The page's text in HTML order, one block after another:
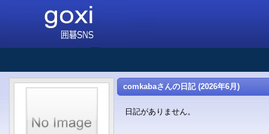
comkabaさんの日記 (2026年6月)
日記がありません。